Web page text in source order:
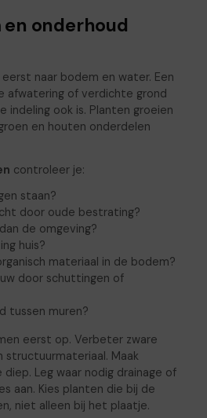
onderhoud
naar bodem en water. Een
afwatering of verdichte grond
indeling ook is. Planten groeien
en houten onderdelen
controleer je:
staan?
door oude bestrating?
de omgeving?
huis?
materiaal in de bodem?
door schuttingen of
tussen muren?
eerst op. Verbeter zware
Maak
Leg waar nodig drainage of
aan. Kies planten die bij de
niet alleen bij het plaatje.